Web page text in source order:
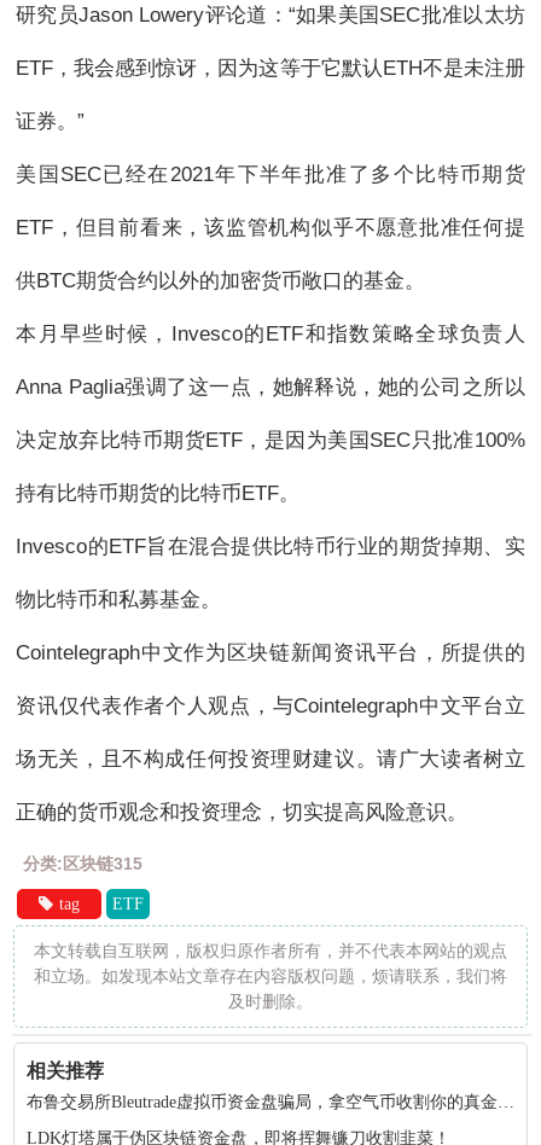
研究员Jason Lowery评论道：“如果美国SEC批准以太坊
ETF，我会感到惊讶，因为这等于它默认ETH不是未注册
证券。”
美国SEC已经在2021年下半年批准了多个比特币期货
ETF，但目前看来，该监管机构似乎不愿意批准任何提
供BTC期货合约以外的加密货币敞口的基金。
本月早些时候，Invesco的ETF和指数策略全球负责人
Anna Paglia强调了这一点，她解释说，她的公司之所以
决定放弃比特币期货ETF，是因为美国SEC只批准100%
持有比特币期货的比特币ETF。
Invesco的ETF旨在混合提供比特币行业的期货掉期、实
物比特币和私募基金。
Cointelegraph中文作为区块链新闻资讯平台，所提供的
资讯仅代表作者个人观点，与Cointelegraph中文平台立
场无关，且不构成任何投资理财建议。请广大读者树立
正确的货币观念和投资理念，切实提高风险意识。
分类:区块链315
tag ETF
本文转载自互联网，版权归原作者所有，并不代表本网站的观点
和立场。如发现本站文章存在内容版权问题，烦请联系，我们将
及时删除。
相关推荐
布鲁交易所Bleutrade虚拟币资金盘骗局，拿空气币收割你的真金白银！
LDK灯塔属于伪区块链资金盘，即将挥舞镰刀收割韭菜！